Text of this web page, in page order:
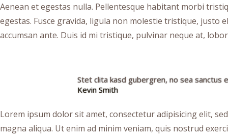
Aenean et egestas nulla. Pellentesque habitant morbi
egestas. Fusce gravida, ligula non molestie tristique, justo
accumsan ante. Duis id mi tristique, pulvinar neque at,
Stet clita kasd gubergren, no sea sanctus
Kevin Smith
Lorem ipsum dolor sit amet, consectetur adipisicing elit,
magna aliqua. Ut enim ad minim veniam, quis nostrud